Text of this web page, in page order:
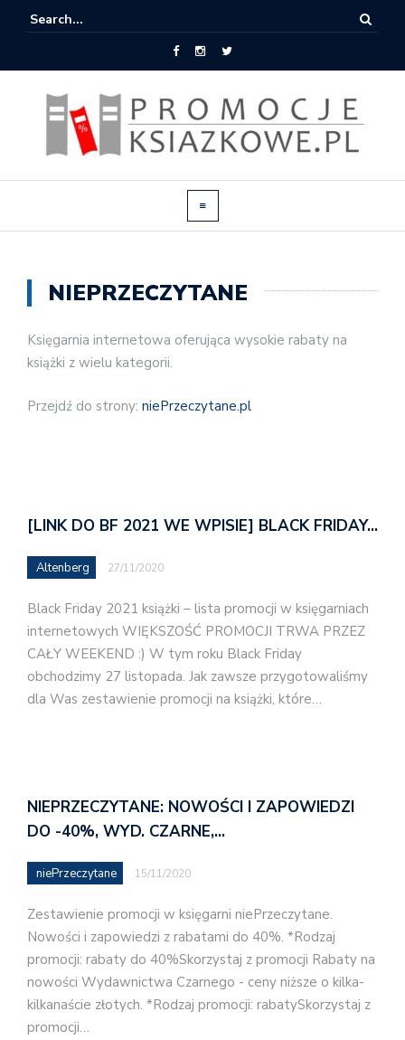
NIEPRZECZYTANE
Księgarnia internetowa oferująca wysokie rabaty na
książki z wielu kategorii.
Przejdź do strony: niePrzeczytane.pl
[LINK DO BF 2021 WE WPISIE] BLACK FRIDAY…
Altenberg 27/11/2020
Black Friday 2021 książki – lista promocji w księgarniach
internetowych WIĘKSZOŚĆ PROMOCJI TRWA PRZEZ
CAŁY WEEKEND :) W tym roku Black Friday
obchodzimy 27 listopada. Jak zawsze przygotowaliśmy
dla Was zestawienie promocji na książki, które…
NIEPRZECZYTANE: NOWOŚCI I ZAPOWIEDZI
DO -40%, WYD. CZARNE,…
niePrzeczytane 15/11/2020
Zestawienie promocji w księgarni niePrzeczytane.
Nowości i zapowiedzi z rabatami do 40%. *Rodzaj
promocji: rabaty do 40%Skorzystaj z promocji Rabaty na
nowości Wydawnictwa Czarnego - ceny niższe o kilka-
kilkanaście złotych. *Rodzaj promocji: rabatySkorzystaj z
promocji…